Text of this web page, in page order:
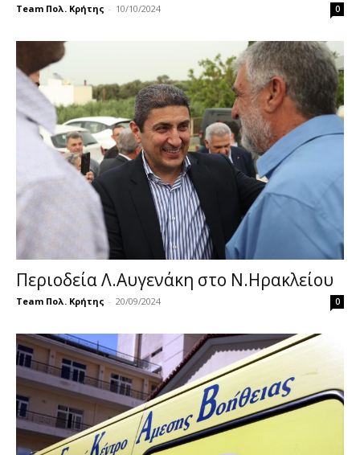
Team Πολ. Κρήτης - 10/10/2024 0
Περιοδεία Λ.Αυγενάκη στο Ν.Ηρακλείου
Team Πολ. Κρήτης - 20/09/2024 0